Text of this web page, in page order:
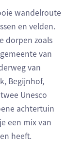
wandelroute
en velden.
dorpen zoals
van
van
Begijnhof,
Unesco
achtertuin
een mix van
heeft.